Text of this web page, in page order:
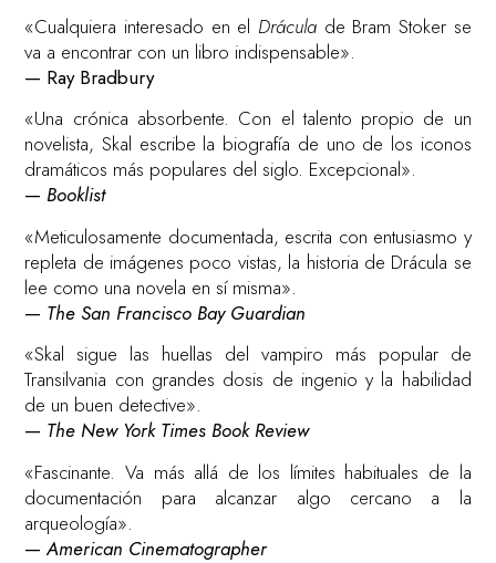
«Cualquiera interesado en el Drácula de Bram Stoker se
va a encontrar con un libro indispensable».
— Ray Bradbury
«Una crónica absorbente. Con el talento propio de un
novelista, Skal escribe la biografía de uno de los iconos
dramáticos más populares del siglo. Excepcional».
— Booklist
«Meticulosamente documentada, escrita con entusiasmo y
repleta de imágenes poco vistas, la historia de Drácula se
lee como una novela en sí misma».
— The San Francisco Bay Guardian
«Skal sigue las huellas del vampiro más popular de
Transilvania con grandes dosis de ingenio y la habilidad
de un buen detective».
— The New York Times Book Review
«Fascinante. Va más allá de los límites habituales de la
documentación para alcanzar algo cercano a la
arqueología».
—American Cinematographer